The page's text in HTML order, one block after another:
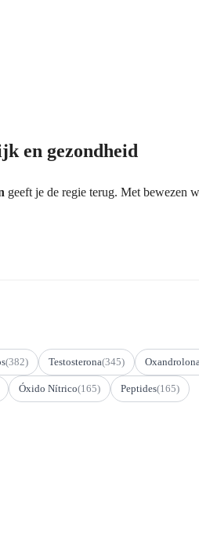
en gezondheid
geeft je de regie terug. Met bewezen
(382) Testosterona(345)
Óxido Nítrico(165) Peptides(165)